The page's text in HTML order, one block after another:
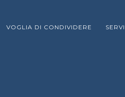
VOGLIA DI CONDIVIDERE